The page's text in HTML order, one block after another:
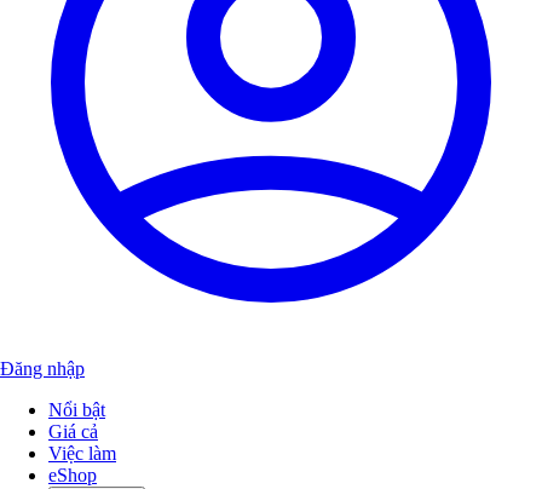
Đăng nhập
Nổi bật
Giá cả
Việc làm
eShop